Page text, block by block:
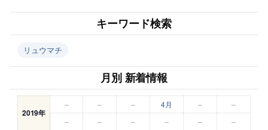
キーワード検索
リュウマチ
月別 新着情報
2019年
– – – 4月 –
–
–
– – – – –